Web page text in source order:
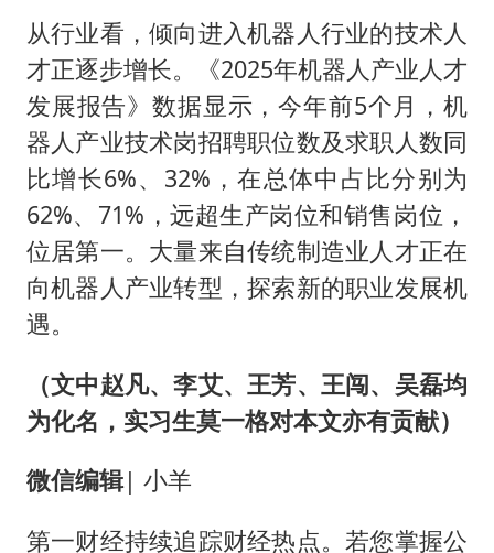
从行业看，倾向进入机器人行业的技术人
才正逐步增长。《2025年机器人产业人才
发展报告》数据显示，今年前5个月，机
器人产业技术岗招聘职位数及求职人数同
比增长6%、32%，在总体中占比分别为
62%、71%，远超生产岗位和销售岗位，
位居第一。大量来自传统制造业人才正在
向机器人产业转型，探索新的职业发展机
遇。
（文中赵凡、李艾、王芳、王闯、吴磊均
为化名，实习生莫一格对本文亦有贡献）
微信编辑| 小羊
第一财经持续追踪财经热点。若您掌握公